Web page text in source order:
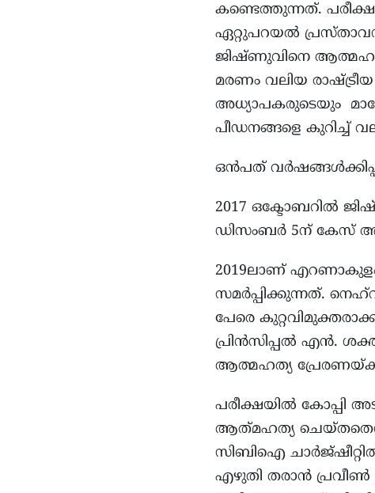
കണ്ടെത്തുന്നത്.
ഏറ്റുപറയൽ
ജിഷ്‌ണുവിനെ
മരണം വലിയ
അധ്യാപകരുടെയും
പീഡനങ്ങളെ കുറിച്ച്
ഒൻപത്
2017 ഒക്ടോബറിൽ
ഡിസംബർ 5ന് കേസ്
2019ലാണ്
സമർപ്പിക്കുന്നത്.
പേരെ
പ്രിൻസിപ്പൽ എൻ.
ആത്മഹത്യ
പരീക്ഷയിൽ കോപ്പി
ആത്‍മഹത്യ
സിബിഐ
എഴുതി തരാൻ